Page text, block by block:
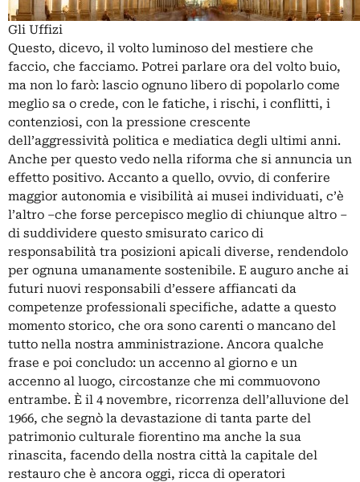
Gli Uffizi
Questo, dicevo, il volto luminoso del mestiere che
faccio, che facciamo. Potrei parlare ora del volto buio,
ma non lo farò: lascio ognuno libero di popolarlo come
meglio sa o crede, con le fatiche, i rischi, i conflitti, i
contenziosi, con la pressione crescente
dell’aggressività politica e mediatica degli ultimi anni.
Anche per questo vedo nella riforma che si annuncia un
effetto positivo. Accanto a quello, ovvio, di conferire
maggior autonomia e visibilità ai musei individuati, c’è
l’altro –che forse percepisco meglio di chiunque altro –
di suddividere questo smisurato carico di
responsabilità tra posizioni apicali diverse, rendendolo
per ognuna umanamente sostenibile. E auguro anche ai
futuri nuovi responsabili d’essere affiancati da
competenze professionali specifiche, adatte a questo
momento storico, che ora sono carenti o mancano del
tutto nella nostra amministrazione. Ancora qualche
frase e poi concludo: un accenno al giorno e un
accenno al luogo, circostanze che mi commuovono
entrambe. È il 4 novembre, ricorrenza dell’alluvione del
1966, che segnò la devastazione di tanta parte del
patrimonio culturale fiorentino ma anche la sua
rinascita, facendo della nostra città la capitale del
restauro che è ancora oggi, ricca di operatori